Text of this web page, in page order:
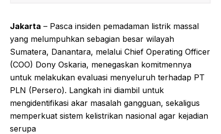
Jakarta – Pasca insiden pemadaman listrik massal
yang melumpuhkan sebagian besar wilayah
Sumatera, Danantara, melalui Chief Operating Officer
(COO) Dony Oskaria, menegaskan komitmennya
untuk melakukan evaluasi menyeluruh terhadap PT
PLN (Persero). Langkah ini diambil untuk
mengidentifikasi akar masalah gangguan, sekaligus
memperkuat sistem kelistrikan nasional agar kejadian
serupa